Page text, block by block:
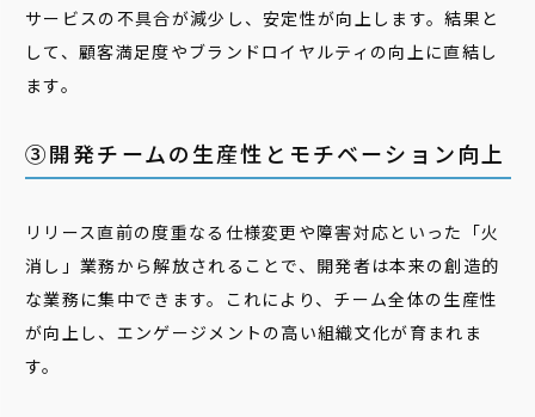
サービスの不具合が減少し、安定性が向上します。結果と
して、顧客満足度やブランドロイヤルティの向上に直結し
ます。
③開発チームの生産性とモチベーション向上
リリース直前の度重なる仕様変更や障害対応といった「火
消し」業務から解放されることで、開発者は本来の創造的
な業務に集中できます。これにより、チーム全体の生産性
が向上し、エンゲージメントの高い組織文化が育まれま
す。